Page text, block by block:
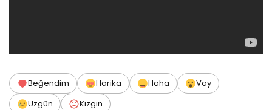
Beğendim Harika Haha
Vay
Üzgün
Kızgın